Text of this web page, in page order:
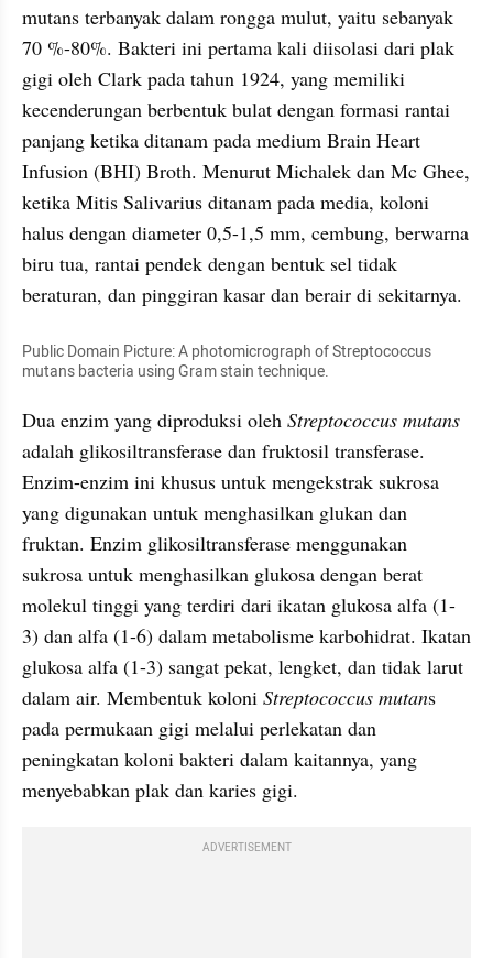
mutans terbanyak dalam rongga mulut, yaitu sebanyak
70 %-80%. Bakteri ini pertama kali diisolasi dari plak
gigi oleh Clark pada tahun 1924, yang memiliki
kecenderungan berbentuk bulat dengan formasi rantai
panjang ketika ditanam pada medium Brain Heart
Infusion (BHI) Broth. Menurut Michalek dan Mc Ghee,
ketika Mitis Salivarius ditanam pada media, koloni
halus dengan diameter 0,5-1,5 mm, cembung, berwarna
biru tua, rantai pendek dengan bentuk sel tidak
beraturan, dan pinggiran kasar dan berair di sekitarnya.
Public Domain Picture: A photomicrograph of Streptococcus
mutans bacteria using Gram stain technique.
Dua enzim yang diproduksi oleh Streptococcus mutans
adalah glikosiltransferase dan fruktosil transferase.
Enzim-enzim ini khusus untuk mengekstrak sukrosa
yang digunakan untuk menghasilkan glukan dan
fruktan. Enzim glikosiltransferase menggunakan
sukrosa untuk menghasilkan glukosa dengan berat
molekul tinggi yang terdiri dari ikatan glukosa alfa (1-
3) dan alfa (1-6) dalam metabolisme karbohidrat. Ikatan
glukosa alfa (1-3) sangat pekat, lengket, dan tidak larut
dalam air. Membentuk koloni Streptococcus mutans
pada permukaan gigi melalui perlekatan dan
peningkatan koloni bakteri dalam kaitannya, yang
menyebabkan plak dan karies gigi.
ADVERTISEMENT